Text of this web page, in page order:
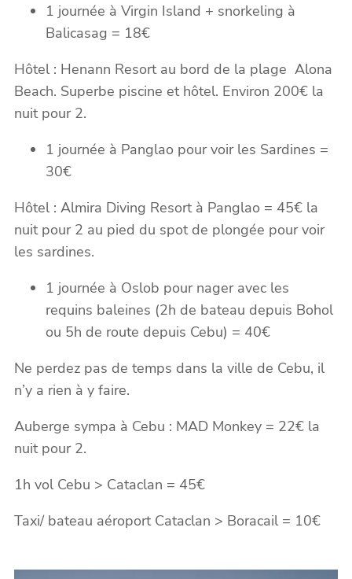
1 journée à Virgin Island + snorkeling à
Balicasag = 18€
Hôtel : Henann Resort au bord de la plage Alona
Beach. Superbe piscine et hôtel. Environ 200€ la
nuit pour 2.
1 journée à Panglao pour voir les Sardines =
30€
Hôtel : Almira Diving Resort à Panglao = 45€ la
nuit pour 2 au pied du spot de plongée pour voir
les sardines.
1 journée à Oslob pour nager avec les
requins baleines (2h de bateau depuis Bohol
ou 5h de route depuis Cebu) = 40€
Ne perdez pas de temps dans la ville de Cebu, il
n’y a rien à y faire.
Auberge sympa à Cebu : MAD Monkey = 22€ la
nuit pour 2.
1h vol Cebu > Cataclan = 45€
Taxi/ bateau aéroport Cataclan > Boracail = 10€